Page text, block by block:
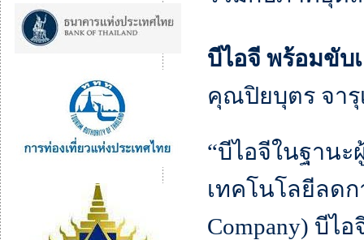
บีไอจี พร้อมขับ
คุณปิยบุตร จารุ
“บีไอจีในฐาน
เทคโนโลยีลดก
Company) บีไ